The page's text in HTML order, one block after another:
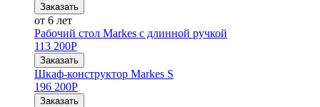
Заказать
от 6 лет
Рабочий стол Markes с длинной ручкой
113 200Р
Заказать
Шкаф-конструктор Markes S
196 200Р
Заказать